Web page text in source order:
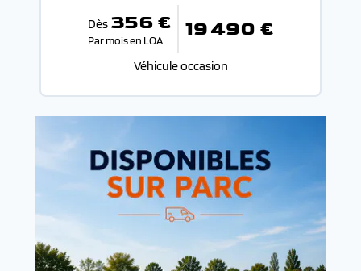
Dès 356 €
Par mois en LOA 19 490 €
Véhicule occasion